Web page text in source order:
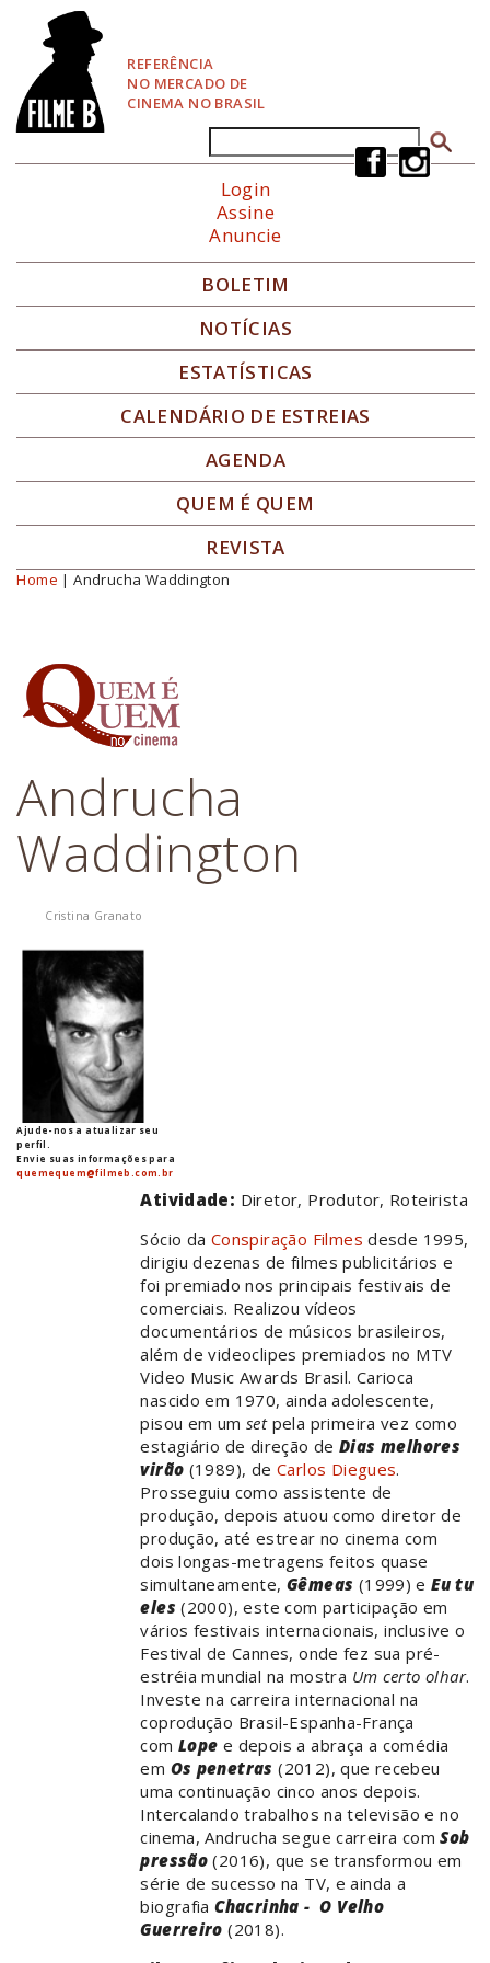
REFERÊNCIA
NO MERCADO DE
CINEMA NO BRASIL
Formulário de busca
Login
Assine
Anuncie
BOLETIM
NOTÍCIAS
ESTATÍSTICAS
CALENDÁRIO DE ESTREIAS
AGENDA
QUEM É QUEM
REVISTA
Você está aqui
Home | Andrucha Waddington
Andrucha
Waddington
Cristina Granato
Ajude-nos a atualizar seu
perfil.
Envie suas informações para
quemequem@filmeb.com.br
Atividade: Diretor, Produtor, Roteirista
Sócio da Conspiração Filmes desde 1995,
dirigiu dezenas de filmes publicitários e
foi premiado nos principais festivais de
comerciais. Realizou vídeos
documentários de músicos brasileiros,
além de videoclipes premiados no MTV
Video Music Awards Brasil. Carioca
nascido em 1970, ainda adolescente,
pisou em umsetpela primeira vez como
estagiário de direção deDias melhores
virão (1989), de Carlos Diegues.
Prosseguiu como assistente de
produção, depois atuou como diretor de
produção, até estrear no cinema com
dois longas-metragens feitos quase
simultaneamente, Gêmeas (1999) eEu tu
eles (2000), este com participação em
vários festivais internacionais, inclusive o
Festival de Cannes, onde fez sua pré-
estréia mundial na mostra Um certo olhar.
Investe na carreira internacional na
coprodução Brasil-Espanha-França
com Lope e depois a abraça a comédia
em Os penetras (2012), que recebeu
uma continuação cinco anos depois.
Intercalando trabalhos na televisão e no
cinema, Andrucha segue carreira comSob
pressão (2016), que se transformou em
série de sucesso na TV, e ainda a
biografiaChacrinha - O Velho
Guerreiro(2018).